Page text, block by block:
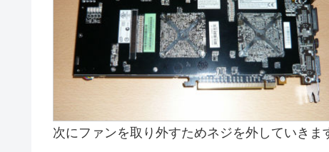
次にファンを取り外すためネジを外していきま